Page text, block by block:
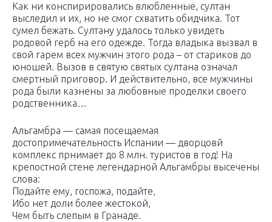
Как ни конспирировались влюбленные, султан
выследил и их, но не смог схватить обидчика. Тот
сумел бежать. Султану удалось только увидеть
родовой герб на его одежде. Тогда владыка вызвал в
свой гарем всех мужчин этого рода – от стариков до
юношей. Вызов в святую святых султана означал
смертный приговор. И действительно, все мужчины
рода были казнены за любовные проделки своего
родственника…
Альгамбра — самая посещаемая
достопримечательность Испании — дворцовй
комплекс прнимает до 8 млн. туристов в год! На
крепостной стене легендарной Альгамбры высечены
слова:
Подайте ему, госпожа, подайте,
Ибо нет доли более жестокой,
Чем быть слепым в Гранаде.